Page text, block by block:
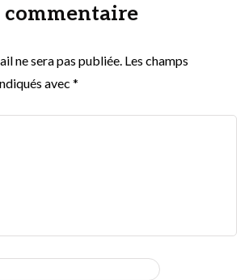
commentaire
ne sera pas publiée. Les champs
avec *